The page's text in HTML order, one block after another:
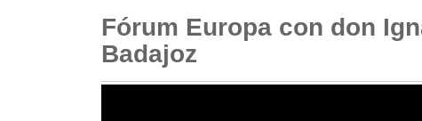
Fórum Europa con don
Badajoz